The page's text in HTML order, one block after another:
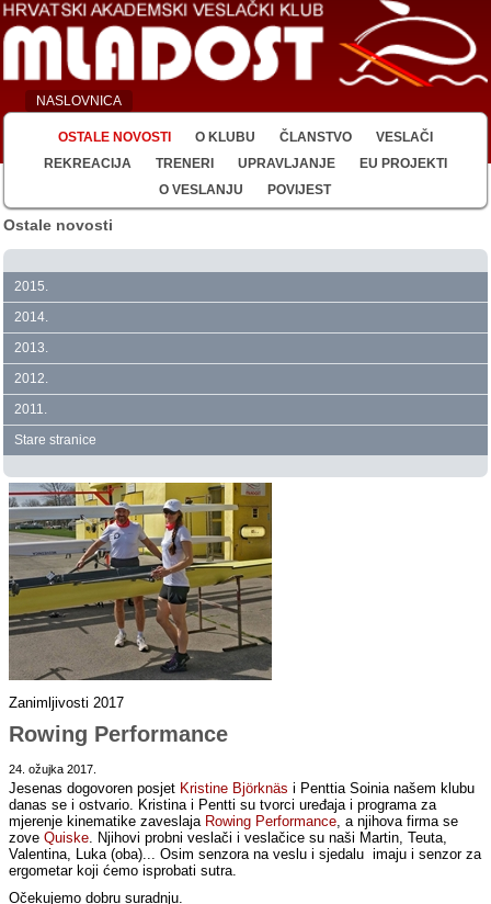
NASLOVNICA
OSTALE NOVOSTI O KLUBU ČLANSTVO
VESLAČI
REKREACIJA
TRENERI UPRAVLJANJE
EU PROJEKTI
O VESLANJU
POVIJEST
Ostale novosti
2015.
2014.
2013.
2012.
2011.
Stare stranice
Zanimljivosti 2017
Rowing Performance
24. ožujka 2017.
Jesenas dogovoren posjet Kristine Björknäs i Penttia Soinia našem klubu
danas se i ostvario. Kristina i Pentti su tvorci uređaja i programa za
mjerenje kinematike zaveslaja Rowing Performance, a njihova firma se
zoveQuiske. Njihovi probni veslači i veslačice su naši Martin, Teuta,
Valentina, Luka (oba)... Osim senzora na veslu i sjedalu imaju i senzor za
ergometar koji ćemo isprobati sutra.
Očekujemo dobru suradnju.